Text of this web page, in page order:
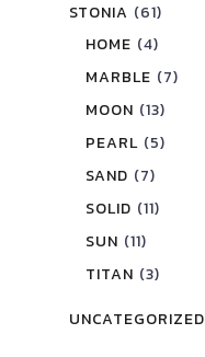
STONIA (61)
HOME (4)
MARBLE (7)
MOON (13)
PEARL (5)
SAND (7)
SOLID (11)
SUN (11)
TITAN (3)
UNCATEGORIZED